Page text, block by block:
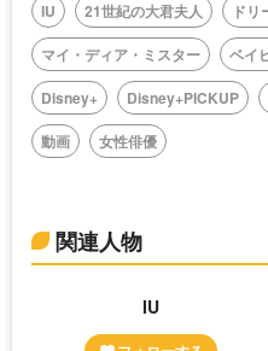
IU 21世紀の大君夫人
ドリ
マイ・ディア・ミスター
ベイ
Disney+
Disney+PICKUP
動画
女性俳優
関連人物
IU